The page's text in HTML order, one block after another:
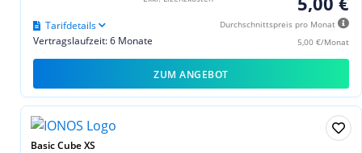
Durchschnittspreis pro Monat
5,00 €/Monat
Vertragslaufzeit: 6 Monate
Tarifdetails
ZUM ANGEBOT
Basic Cube XS